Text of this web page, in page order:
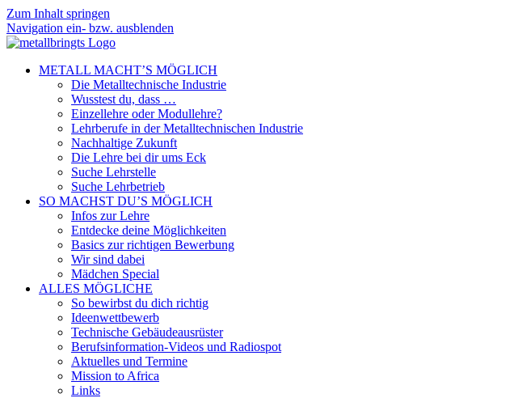
Zum Inhalt springen
Navigation ein- bzw. ausblenden
METALL MACHT’S MÖGLICH
Die Metalltechnische Industrie
Wusstest du, dass …
Einzellehre oder Modullehre?
Lehrberufe in der Metalltechnischen Industrie
Nachhaltige Zukunft
Die Lehre bei dir ums Eck
Suche Lehrstelle
Suche Lehrbetrieb
SO MACHST DU’S MÖGLICH
Infos zur Lehre
Entdecke deine Möglichkeiten
Basics zur richtigen Bewerbung
Wir sind dabei
Mädchen Special
ALLES MÖGLICHE
So bewirbst du dich richtig
Ideenwettbewerb
Technische Gebäudeausrüster
Berufsinformation-Videos und Radiospot
Aktuelles und Termine
Mission to Africa
Links